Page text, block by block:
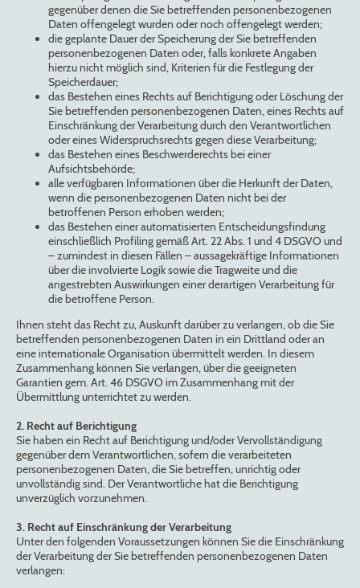
gegenüber denen die Sie betreffenden personenbezogenen
Daten offengelegt wurden oder noch offengelegt werden;
die geplante Dauer der Speicherung der Sie betreffenden
personenbezogenen Daten oder, falls konkrete Angaben
hierzu nicht möglich sind, Kriterien für die Festlegung der
Speicherdauer;
das Bestehen eines Rechts auf Berichtigung oder Löschung der
Sie betreffenden personenbezogenen Daten, eines Rechts auf
Einschränkung der Verarbeitung durch den Verantwortlichen
oder eines Widerspruchsrechts gegen diese Verarbeitung;
das Bestehen eines Beschwerderechts bei einer
Aufsichtsbehörde;
alle verfügbaren Informationen über die Herkunft der Daten,
wenn die personenbezogenen Daten nicht bei der
betroffenen Person erhoben werden;
das Bestehen einer automatisierten Entscheidungsfindung
einschließlich Profiling gemäß Art. 22 Abs. 1 und 4 DSGVO und
– zumindest in diesen Fällen – aussagekräftige Informationen
über die involvierte Logik sowie die Tragweite und die
angestrebten Auswirkungen einer derartigen Verarbeitung für
die betroffene Person.
Ihnen steht das Recht zu, Auskunft darüber zu verlangen, ob die Sie
betreffenden personenbezogenen Daten in ein Drittland oder an
eine internationale Organisation übermittelt werden. In diesem
Zusammenhang können Sie verlangen, über die geeigneten
Garantien gem. Art. 46 DSGVO im Zusammenhang mit der
Übermittlung unterrichtet zu werden.
2. Recht auf Berichtigung
Sie haben ein Recht auf Berichtigung und/oder Vervollständigung
gegenüber dem Verantwortlichen, sofern die verarbeiteten
personenbezogenen Daten, die Sie betreffen, unrichtig oder
unvollständig sind. Der Verantwortliche hat die Berichtigung
unverzüglich vorzunehmen.
3. Recht auf Einschränkung der Verarbeitung
Unter den folgenden Voraussetzungen können Sie die Einschränkung
der Verarbeitung der Sie betreffenden personenbezogenen Daten
verlangen: